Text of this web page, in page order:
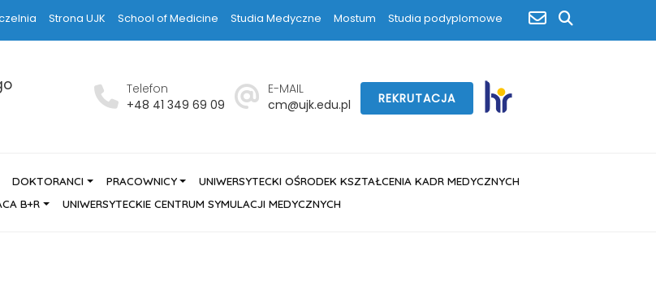
Strona UJK School of Medicine Studia Medyczne Mostum Studia podyplomowe poczta
Telefon
+48 41 349 69 09
E-MAIL
cm@ujk.edu.pl
REKRUTACJA
DOKTORANCI PRACOWNICY
UNIWERSYTECKI OŚRODEK KSZTAŁCENIA KADR MEDYCZNYCH
B+R
UNIWERSYTECKIE CENTRUM SYMULACJI MEDYCZNYCH